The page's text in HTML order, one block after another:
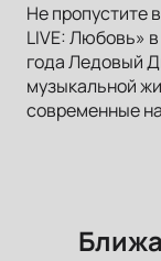
Не пропустите
LIVE: Любовь»
года Ледовый
музыкальной
современные